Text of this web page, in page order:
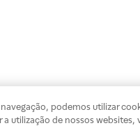
podemos utilizar
a utilização de nossos